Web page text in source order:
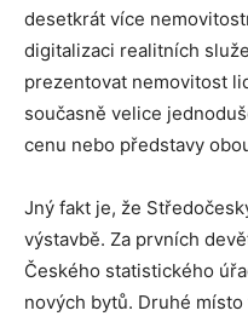
desetkrát více
digitalizaci realitních
prezentovat nemovitost
současně velice
cenu nebo představy
Jný fakt je, že
výstavbě. Za prvních
Českého statistického
nových bytů. Druhé